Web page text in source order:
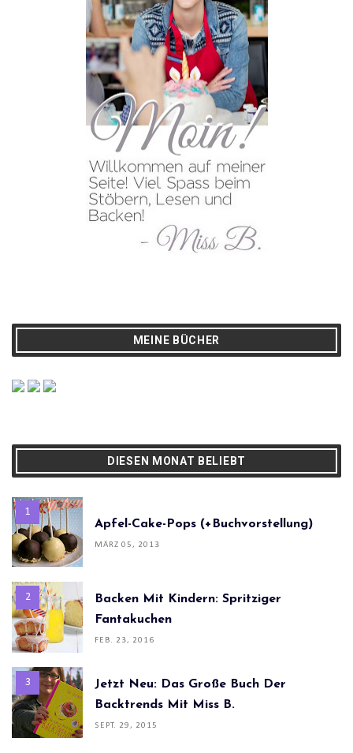
MEINE BÜCHER
DIESEN MONAT BELIEBT
Apfel-Cake-Pops (+Buchvorstellung)
MÄRZ 05, 2013
Backen Mit Kindern: Spritziger
Fantakuchen
FEB. 23, 2016
Jetzt Neu: Das Große Buch Der
Backtrends Mit Miss B.
SEPT. 29, 2015